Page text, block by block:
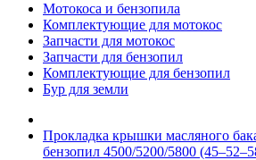
Мотокоса и бензопила
Комплектующие для мотокос
Запчасти для мотокос
Запчасти для бензопил
Комплектующие для бензопил
Бур для земли
Прокладка крышки масляного
бензопил 4500/5200/5800